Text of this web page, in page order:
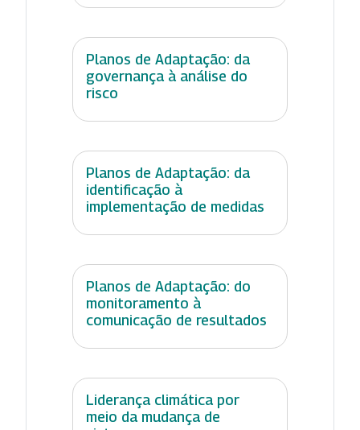
Planos de Adaptação: da
governança à análise do
risco
Planos de Adaptação: da
identificação à
implementação de medidas
Planos de Adaptação: do
monitoramento à
comunicação de resultados
Liderança climática por
meio da mudança de